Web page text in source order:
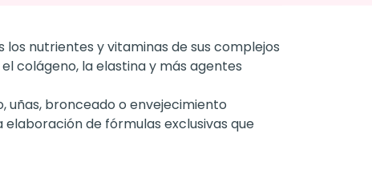
nutrientes y vitaminas de sus complejos
colágeno, la elastina y más agentes
uñas, bronceado o envejecimiento
de fórmulas exclusivas que